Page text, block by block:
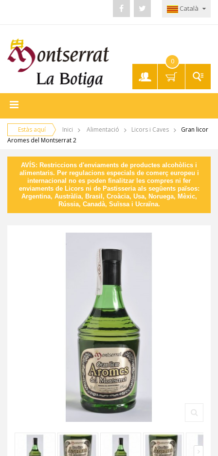
compte
Català
0
Estàs aquí Inici Alimentació Licors i Caves
Gran licor
Aromes del Montserrat 2
AVÍS: Restriccions d'enviaments de productes alcohòlics i
alimentaris. Per regulacions especials de comerç europeu i
internacional no es poden finalitzar les compres ni fer
enviaments de Licors ni de Pastisseria als següents països:
Argentina, Austràlia, Brasil, Croàcia, Usa, Noruega, Mèxic,
Rússia, Canadà, Suïssa i Ucraïna.